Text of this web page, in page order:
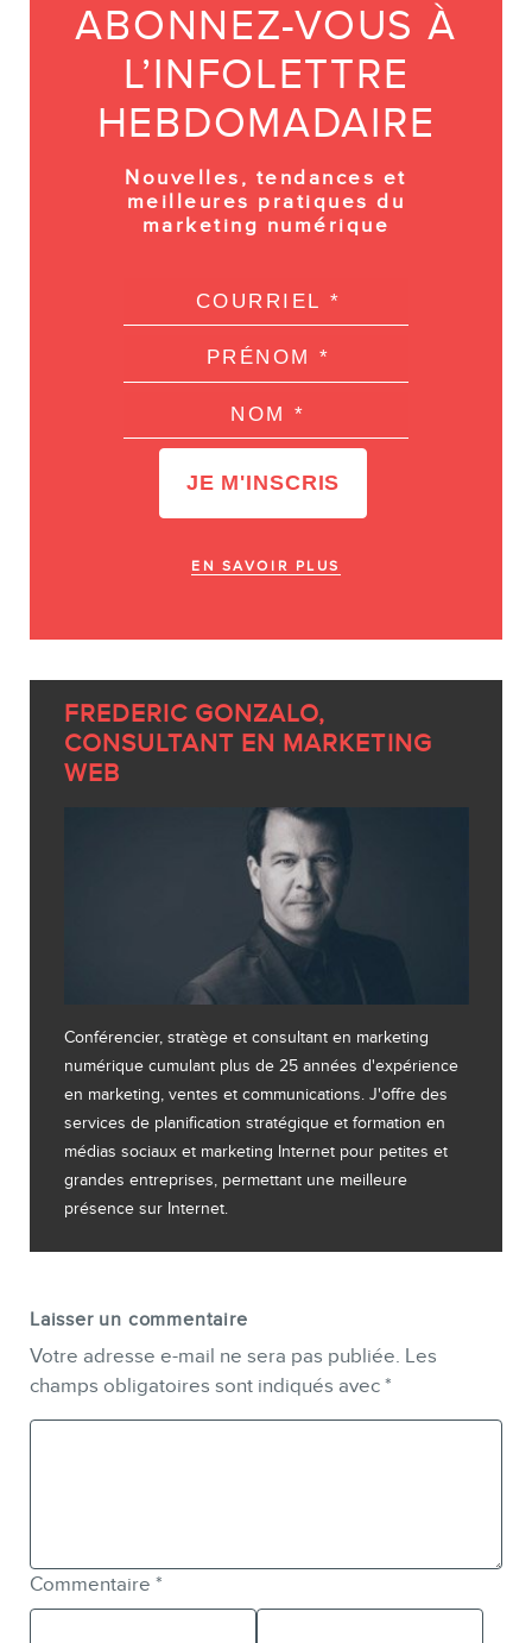
ABONNEZ-VOUS À
L’INFOLETTRE
HEBDOMADAIRE
Nouvelles, tendances et
meilleures pratiques du
marketing numérique
EN SAVOIR PLUS
FREDERIC GONZALO,
CONSULTANT EN MARKETING
WEB
Conférencier, stratège et consultant en marketing
numérique cumulant plus de 25 années d'expérience
en marketing, ventes et communications. J'offre des
services de planification stratégique et formation en
médias sociaux et marketing Internet pour petites et
grandes entreprises, permettant une meilleure
présence sur Internet.
Laisser un commentaire
Votre adresse e-mail ne sera pas publiée. Les
champs obligatoires sont indiqués avec *
Commentaire *